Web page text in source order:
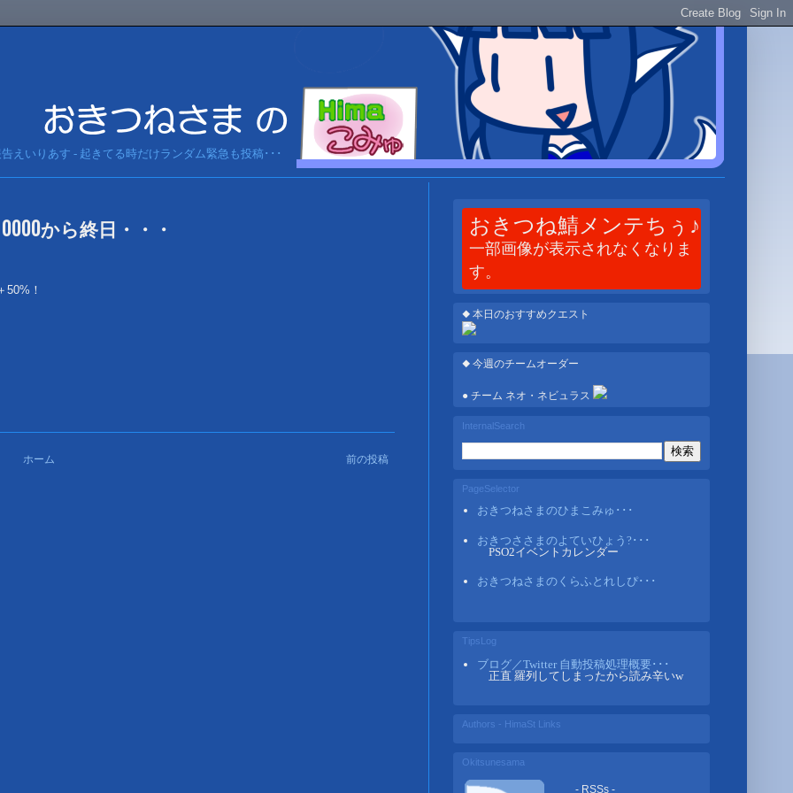
告えいりあす - 起きてる時だけランダム緊急も投稿･･･
0000から終日・・・
50%！
前の投稿
ホーム
おきつね鯖メンテちぅ♪
一部画像が表示されなくなりま
す。
◆ 本日のおすすめクエスト
◆ 今週のチームオーダー
● チーム ネオ・ネビュラス
InternalSearch
PageSelector
おきつねさまのひまこみゅ･･･
おきつささまのよていひょう?･･･
PSO2イベントカレンダー
おきつねさまのくらふとれしぴ･･･
TipsLog
ブログ／Twitter 自動投稿処理概要･･･
正直 羅列してしまったから読み辛いw
Authors - HimaSt Links
Okitsunesama
- RSSs -